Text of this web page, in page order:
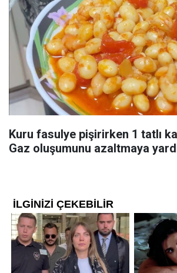
Kuru fasulye pişirirken 1 tatlı
Gaz oluşumunu azaltmaya